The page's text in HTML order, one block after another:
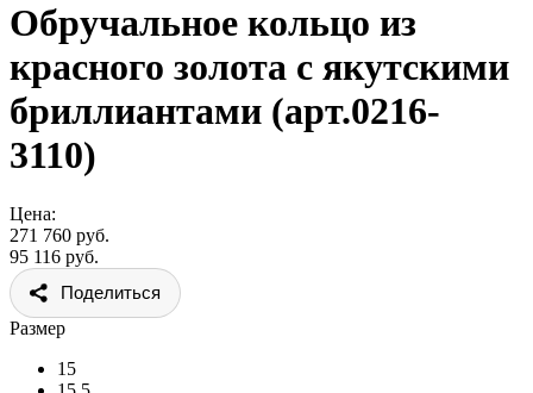
Обручальное кольцо из
красного золота с якутскими
бриллиантами (арт.0216-
3110)
Цена:
271 760 руб.
95 116 руб.
Поделиться
Размер
15